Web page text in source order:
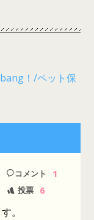
！/ペット保
コメント 1
投票 6
。